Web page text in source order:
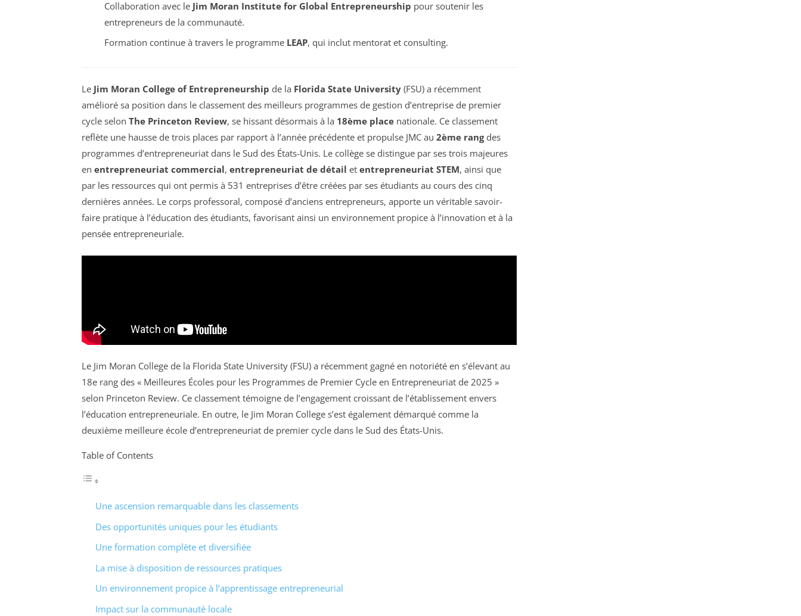
Collaboration avec le Jim Moran Institute for Global Entrepreneurship pour soutenir les
entrepreneurs de la communauté.
Formation continue à travers le programme LEAP, qui inclut mentorat et consulting.
Le Jim Moran College of Entrepreneurship de la Florida State University (FSU) a récemment
amélioré sa position dans le classement des meilleurs programmes de gestion d’entreprise de premier
cycle selon The Princeton Review, se hissant désormais à la 18ème place nationale. Ce classement
reflète une hausse de trois places par rapport à l’année précédente et propulse JMC au 2ème rangdes
programmes d’entrepreneuriat dans le Sud des États-Unis. Le collège se distingue par ses trois majeures
en entrepreneuriat commercial, entrepreneuriat de détail et entrepreneuriat STEM, ainsi que
par les ressources qui ont permis à 531 entreprises d’être créées par ses étudiants au cours des cinq
dernières années. Le corps professoral, composé d’anciens entrepreneurs, apporte un véritable savoir-
faire pratique à l’éducation des étudiants, favorisant ainsi un environnement propice à l’innovation et à la
pensée entrepreneuriale.
Le Jim Moran College de la Florida State University (FSU) a récemment gagné en notoriété en s’élevant au
18e rang des « Meilleures Écoles pour les Programmes de Premier Cycle en Entrepreneuriat de 2025 »
selon Princeton Review. Ce classement témoigne de l’engagement croissant de l’établissement envers
l’éducation entrepreneuriale. En outre, le Jim Moran College s’est également démarqué comme la
deuxième meilleure école d’entrepreneuriat de premier cycle dans le Sud des États-Unis.
Table of Contents
Une ascension remarquable dans les classements
Des opportunités uniques pour les étudiants
Une formation complète et diversifiée
La mise à disposition de ressources pratiques
Un environnement propice à l’apprentissage entrepreneurial
Impact sur la communauté locale